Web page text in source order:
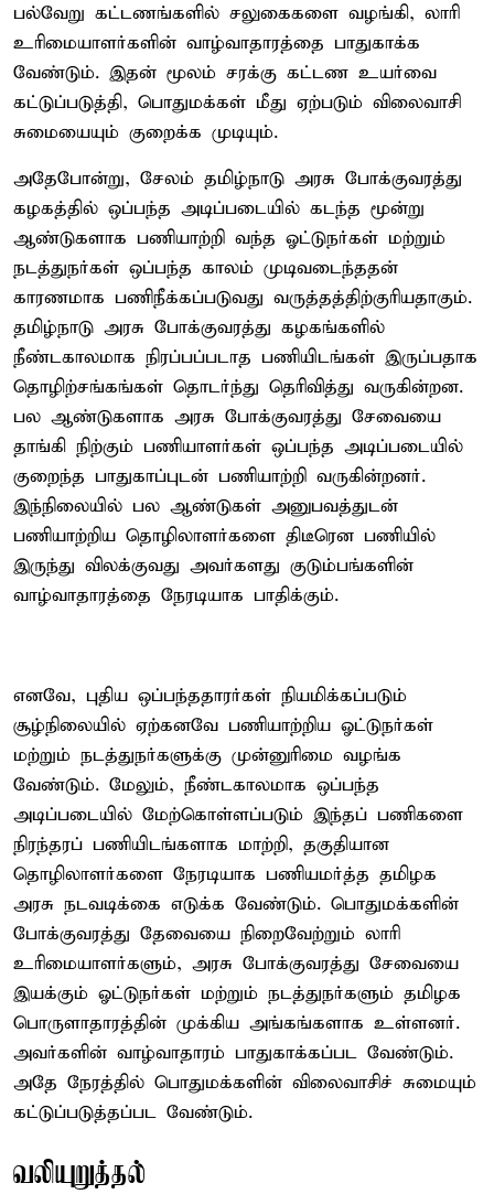
பல்வேறு கட்டணங்களில் சலுகைகளை வழங்கி, லாரி
உரிமையாளர்களின் வாழ்வாதாரத்தை பாதுகாக்க
வேண்டும். இதன் மூலம் சரக்கு கட்டண உயர்வை
கட்டுப்படுத்தி, பொதுமக்கள் மீது ஏற்படும் விலைவாசி
சுமையையும் குறைக்க முடியும்.
அதேபோன்று, சேலம் தமிழ்நாடு அரசு போக்குவரத்து
கழகத்தில் ஒப்பந்த அடிப்படையில் கடந்த மூன்று
ஆண்டுகளாக பணியாற்றி வந்த ஓட்டுநர்கள் மற்றும்
நடத்துநர்கள் ஒப்பந்த காலம் முடிவடைந்ததன்
காரணமாக பணிநீக்கப்படுவது வருத்தத்திற்குரியதாகும்.
தமிழ்நாடு அரசு போக்குவரத்து கழகங்களில்
நீண்டகாலமாக நிரப்பப்படாத பணியிடங்கள் இருப்பதாக
தொழிற்சங்கங்கள் தொடர்ந்து தெரிவித்து வருகின்றன.
பல ஆண்டுகளாக அரசு போக்குவரத்து சேவையை
தாங்கி நிற்கும் பணியாளர்கள் ஒப்பந்த அடிப்படையில்
குறைந்த பாதுகாப்புடன் பணியாற்றி வருகின்றனர்.
இந்நிலையில் பல ஆண்டுகள் அனுபவத்துடன்
பணியாற்றிய தொழிலாளர்களை திடீரென பணியில்
இருந்து விலக்குவது அவர்களது குடும்பங்களின்
வாழ்வாதாரத்தை நேரடியாக பாதிக்கும்.
எனவே, புதிய ஒப்பந்ததாரர்கள் நியமிக்கப்படும்
சூழ்நிலையில் ஏற்கனவே பணியாற்றிய ஓட்டுநர்கள்
மற்றும் நடத்துநர்களுக்கு முன்னுரிமை வழங்க
வேண்டும். மேலும், நீண்டகாலமாக ஒப்பந்த
அடிப்படையில் மேற்கொள்ளப்படும் இந்தப் பணிகளை
நிரந்தரப் பணியிடங்களாக மாற்றி, தகுதியான
தொழிலாளர்களை நேரடியாக பணியமர்த்த தமிழக
அரசு நடவடிக்கை எடுக்க வேண்டும். பொதுமக்களின்
போக்குவரத்து தேவையை நிறைவேற்றும் லாரி
உரிமையாளர்களும், அரசு போக்குவரத்து சேவையை
இயக்கும் ஓட்டுநர்கள் மற்றும் நடத்துநர்களும் தமிழக
பொருளாதாரத்தின் முக்கிய அங்கங்களாக உள்ளனர்.
அவர்களின் வாழ்வாதாரம் பாதுகாக்கப்பட வேண்டும்.
அதே நேரத்தில் பொதுமக்களின் விலைவாசிச் சுமையும்
கட்டுப்படுத்தப்பட வேண்டும்.
வலியுறுத்தல்